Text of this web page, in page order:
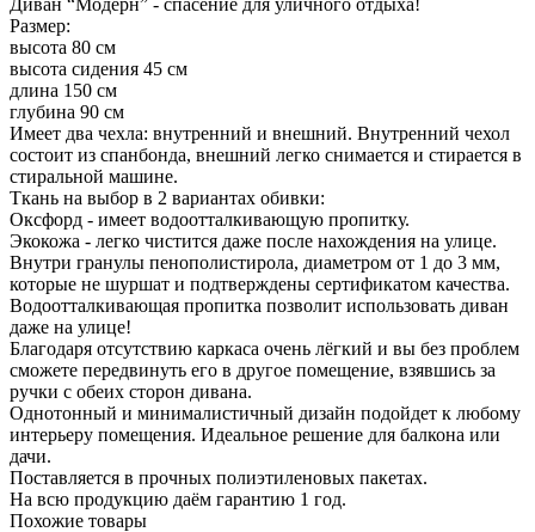
Размер:
высота 80 см
высота сидения 45 см
длина 150 см
глубина 90 см
Имеет два чехла: внутренний и внешний. Внутренний чехол
состоит из спанбонда, внешний легко снимается и стирается в
стиральной машине.
Ткань на выбор в 2 вариантах обивки:
Оксфорд - имеет водоотталкивающую пропитку.
Экокожа - легко чистится даже после нахождения на улице.
Внутри гранулы пенополистирола, диаметром от 1 до 3 мм,
которые не шуршат и подтверждены сертификатом качества.
Водоотталкивающая пропитка позволит использовать диван
даже на улице!
Благодаря отсутствию каркаса очень лёгкий и вы без проблем
сможете передвинуть его в другое помещение, взявшись за
ручки с обеих сторон дивана.
Однотонный и минималистичный дизайн подойдет к любому
интерьеру помещения. Идеальное решение для балкона или
дачи.
Поставляется в прочных полиэтиленовых пакетах.
На всю продукцию даём гарантию 1 год.
Похожие товары